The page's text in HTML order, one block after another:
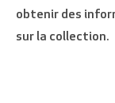
obtenir des
sur la collection.